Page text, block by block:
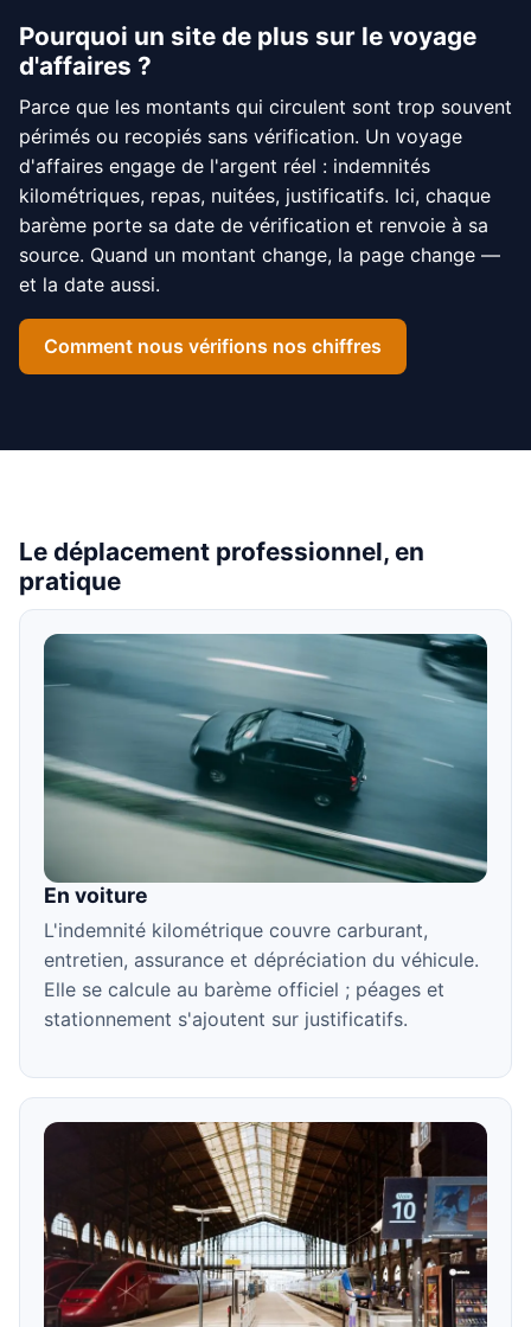
Pourquoi un site de plus sur le voyage
d'affaires ?
Parce que les montants qui circulent sont trop souvent
périmés ou recopiés sans vérification. Un voyage
d'affaires engage de l'argent réel : indemnités
kilométriques, repas, nuitées, justificatifs. Ici, chaque
barème porte sa date de vérification et renvoie à sa
source. Quand un montant change, la page change —
et la date aussi.
Comment nous vérifions nos chiffres
Le déplacement professionnel, en
pratique
En voiture
L'indemnité kilométrique couvre carburant,
entretien, assurance et dépréciation du véhicule.
Elle se calcule au barème officiel ; péages et
stationnement s'ajoutent sur justificatifs.